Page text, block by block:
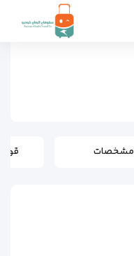
مشخصات